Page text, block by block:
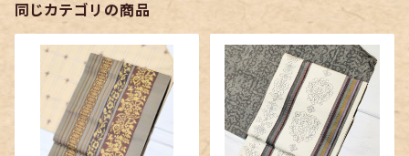
同じカテゴリの商品